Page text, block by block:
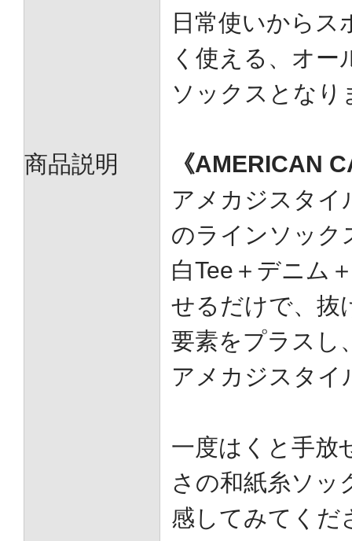
商品説明
日常使いからス
く使える、オー
ソックスとなり
《AMERICAN
アメカジスタイ
のラインソック
白Tee＋デニム
せるだけで、抜
要素をプラスし
アメカジスタイ
一度はくと手放
さの和紙糸ソッ
感してみてくだ